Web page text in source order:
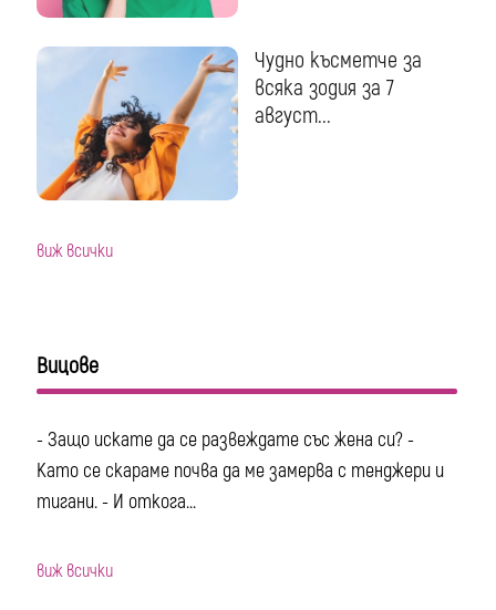
Чудно късметче за
всяка зодия за 7
август...
виж всички
Вицове
- Защо искате да се развеждате със жена си? -
Като се скараме почва да ме замерва с тенджери и
тигани. - И откога...
виж всички